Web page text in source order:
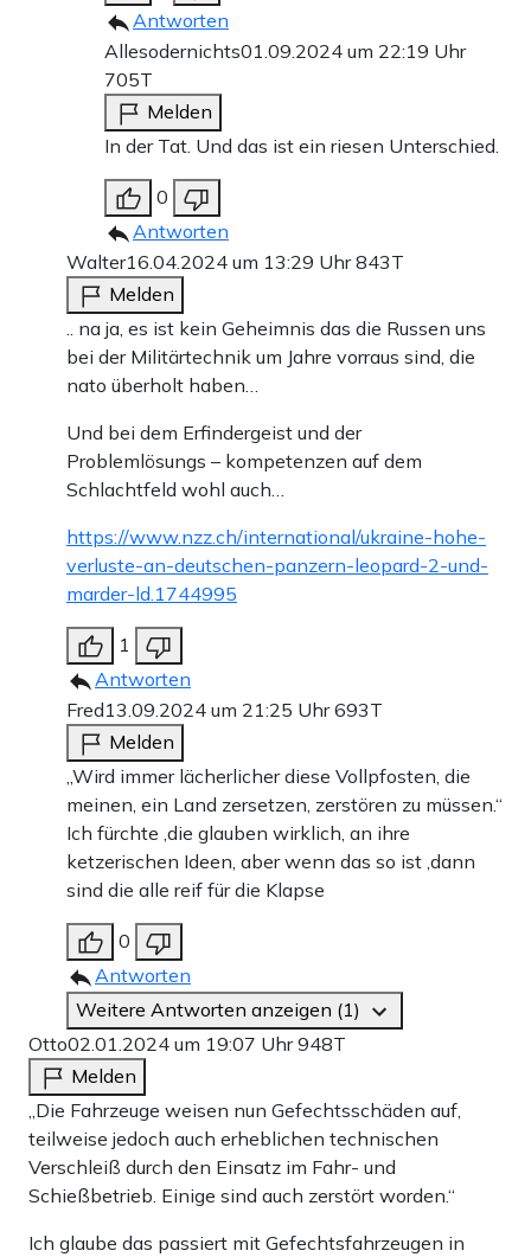
Antworten
Allesodernichts01.09.2024 um 22:19 Uhr
705T
Melden
In der Tat. Und das ist ein riesen Unterschied.
0
Antworten
Walter16.04.2024 um 13:29 Uhr843T
Melden
.. na ja, es ist kein Geheimnis das die Russen uns
bei der Militärtechnik um Jahre vorraus sind, die
nato überholt haben…
Und bei dem Erfindergeist und der
Problemlösungs – kompetenzen auf dem
Schlachtfeld wohl auch…
https://www.nzz.ch/international/ukraine-hohe-
verluste-an-deutschen-panzern-leopard-2-und-
marder-ld.1744995
1
Antworten
Fred13.09.2024 um 21:25 Uhr693T
Melden
„Wird immer lächerlicher diese Vollpfosten, die
meinen, ein Land zersetzen, zerstören zu müssen.“
Ich fürchte ,die glauben wirklich, an ihre
ketzerischen Ideen, aber wenn das so ist ,dann
sind die alle reif für die Klapse
0
Antworten
Weitere Antworten anzeigen (1)
Otto02.01.2024 um 19:07 Uhr948T
Melden
„Die Fahrzeuge weisen nun Gefechtsschäden auf,
teilweise jedoch auch erheblichen technischen
Verschleiß durch den Einsatz im Fahr- und
Schießbetrieb. Einige sind auch zerstört worden.“
Ich glaube das passiert mit Gefechtsfahrzeugen in